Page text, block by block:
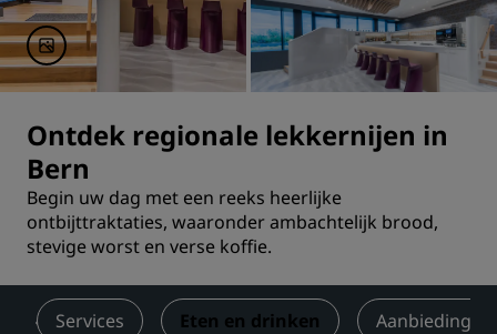
Ontdek regionale lekkernijen in
Bern
Begin uw dag met een reeks heerlijke
ontbijttraktaties, waaronder ambachtelijk brood,
stevige worst en verse koffie.
Services Eten en drinken Aanbiedingen